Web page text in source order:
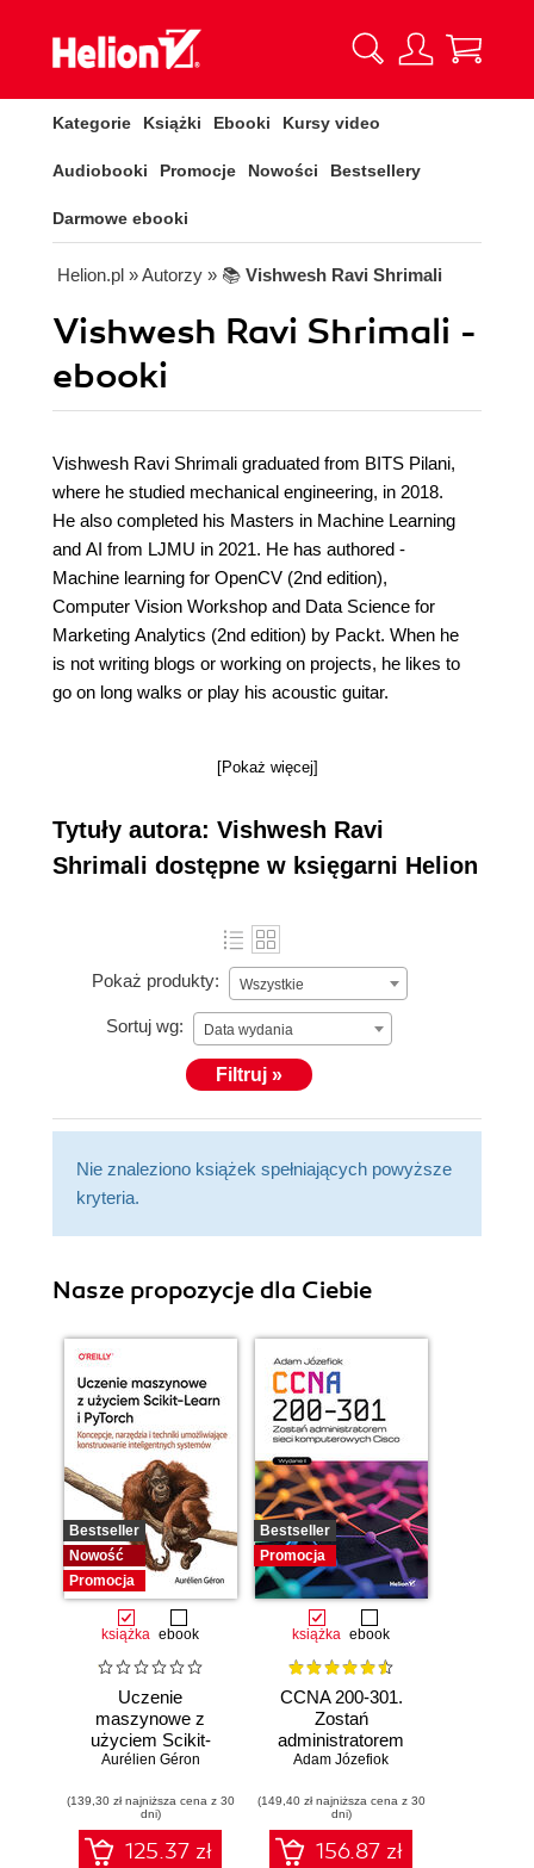
Kategorie Książki Ebooki Kursy video
Audiobooki Promocje Nowości Bestsellery
Darmowe ebooki
Helion.pl » Autorzy » 📚 Vishwesh Ravi Shrimali
Vishwesh Ravi Shrimali -
ebooki
Vishwesh Ravi Shrimali graduated from BITS Pilani,
where he studied mechanical engineering, in 2018.
He also completed his Masters in Machine Learning
and AI from LJMU in 2021. He has authored -
Machine learning for OpenCV (2nd edition),
Computer Vision Workshop and Data Science for
Marketing Analytics (2nd edition) by Packt. When he
is not writing blogs or working on projects, he likes to
go on long walks or play his acoustic guitar.
[Pokaż więcej]
Tytuły autora: Vishwesh Ravi
Shrimali dostępne w księgarni Helion
Pokaż produkty: Wszystkie
Sortuj wg: Data wydania
Filtruj »
Nie znaleziono książek spełniających powyższe
kryteria.
Nasze propozycje dla Ciebie
Bestseller
Nowość
Promocja
książka ebook
Uczenie
maszynowe z
użyciem Scikit-
Learn i PyTorch.
narzędzia i techniki
umożliwiające
konstruowanie
Aurélien Géron
(139,30 zł najniższa cena z 30
dni)
125.37 zł
Bestseller
Promocja
książka ebook
CCNA 200-301.
Zostań
administratorem
sieci
Cisco. Wydanie II
Adam Józefiok
(149,40 zł najniższa cena z 30
dni)
156.87 zł